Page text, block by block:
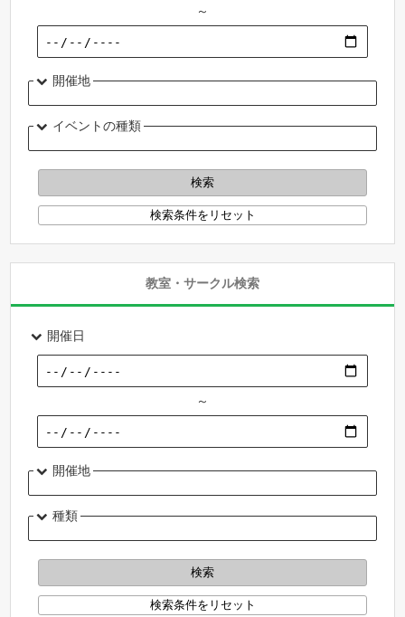
～
開催地
イベントの種類
教室・サークル検索
開催日
～
開催地
種類